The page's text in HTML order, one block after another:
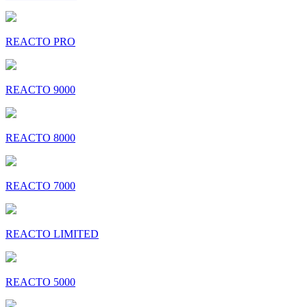
REACTO PRO
REACTO 9000
REACTO 8000
REACTO 7000
REACTO LIMITED
REACTO 5000